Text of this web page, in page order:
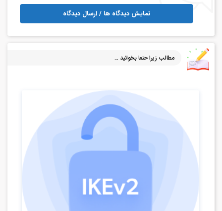
نمایش دیدگاه ها / ارسال دیدگاه
مطالب زیرا حتما بخوانید ...